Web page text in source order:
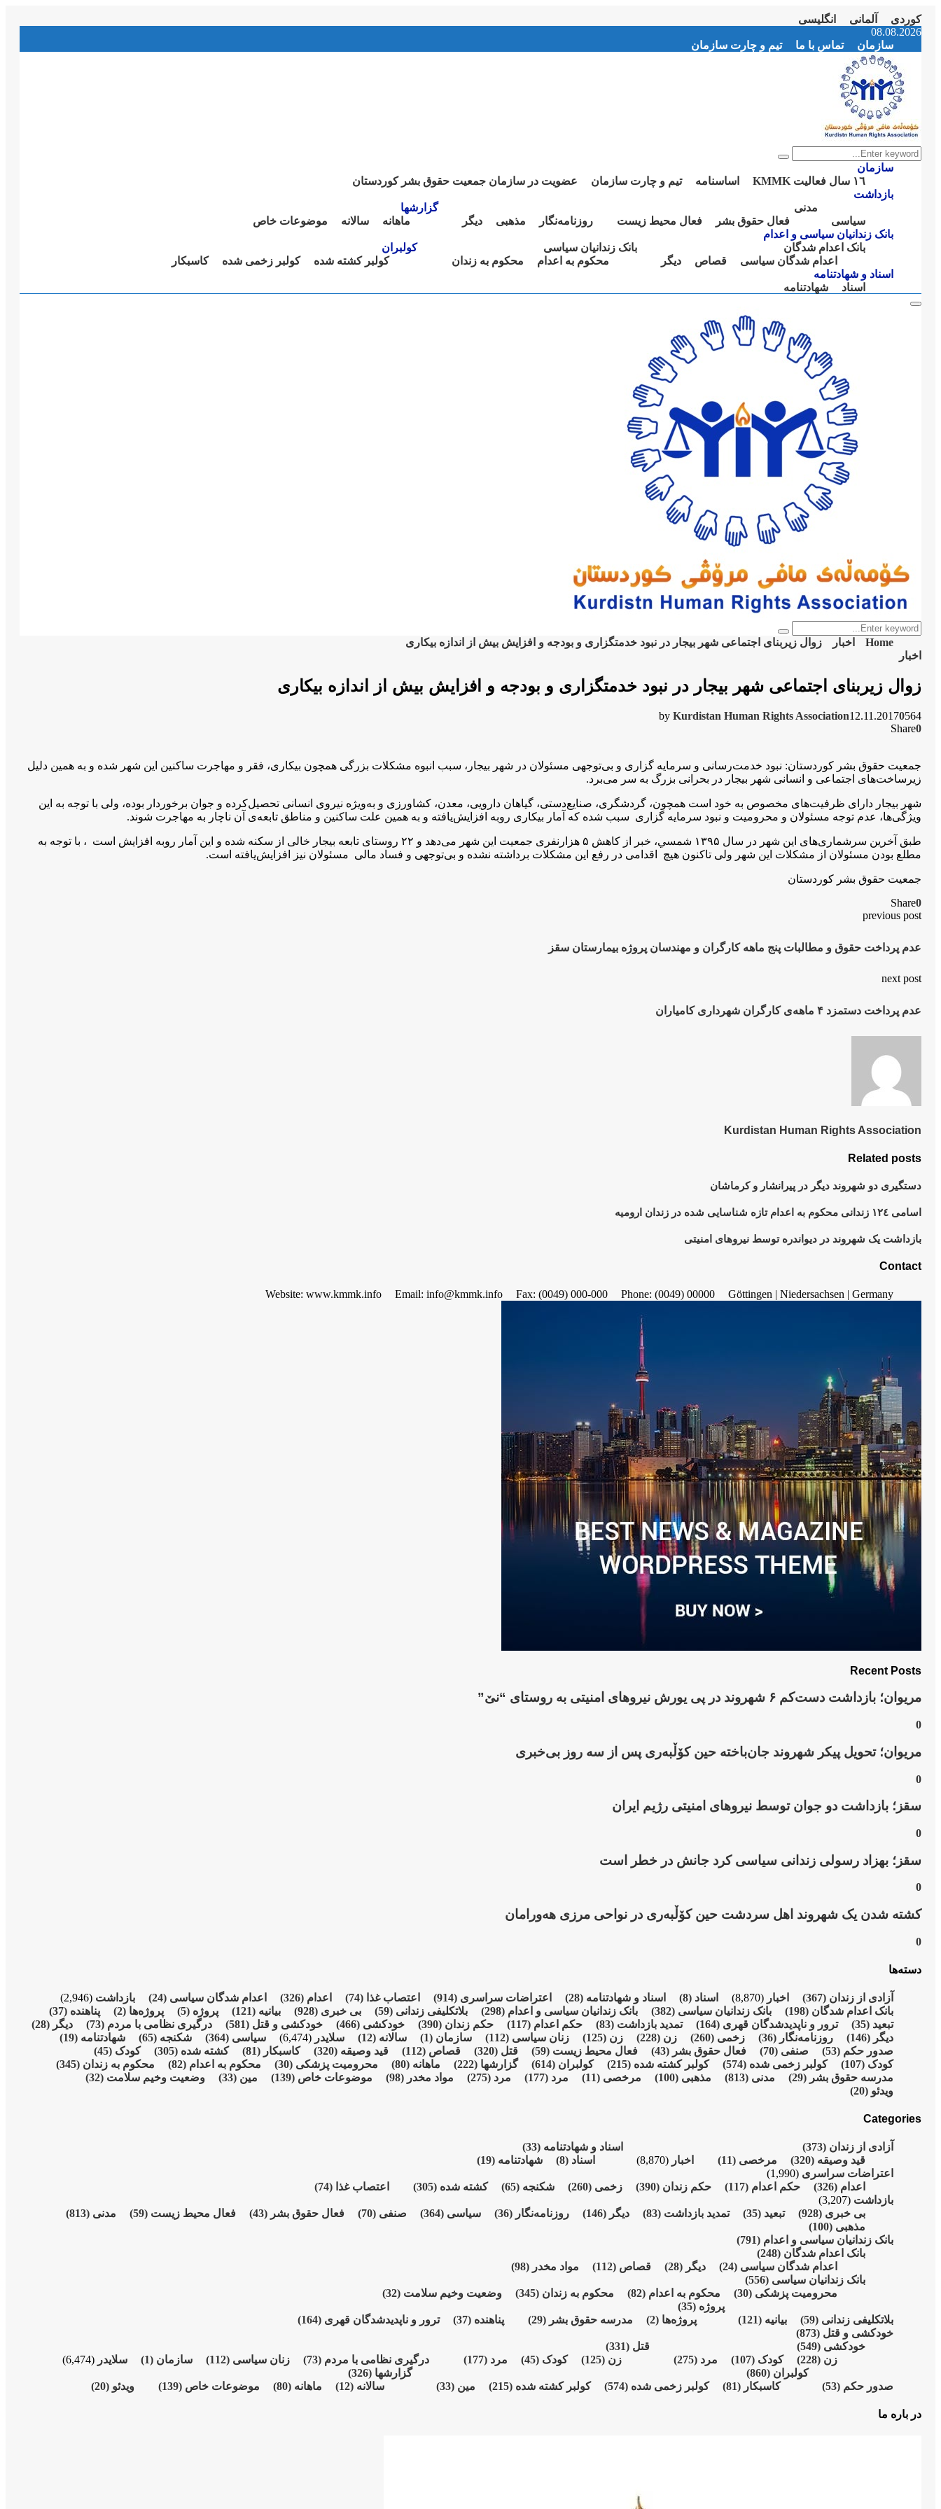
کوردی آلمانی
انگلیسی
Facebook
Twitter
Instagram
Youtube
Email
Telegram
08.08.2026
سازمان
تماس با ما تیم و چارت سازمان
Search
for:
Search
سازمان
١٦ سال فعالیت KMMK
اساسنامە تیم و چارت سازمان
عضویت در سازمان جمعیت حقوق بشر کوردستان
بازداشت
سیاسی
مدنی
فعال حقوق بشر
فعال محیط زیست روزنامەنگار مذهبی دیگر
گزارشها
ماهانە
سالانە
موضوعات خاص
بانک زندانیان سیاسی و اعدام
بانک اعدام شدگان
اعدام شدگان سیاسی
قصاص دیگر
بانک زندانیان سیاسی
محکوم بە اعدام
محکوم بە زندان
کولبران
کولبر کشتە شدە
کولبر زخمی شدە
کاسبکار
اسناد و شهادتنامە
اسناد
شهادتنامە
Primary
Search
for:
Search
Home اخبار
زوال زیربنای اجتماعی شهر بیجار در نبود خدمتگزاری و بودجه و افزایش بیش از اندازه بیکاری
اخبار
زوال زیربنای اجتماعی شهر بیجار در نبود خدمتگزاری و بودجه و افزایش بیش از اندازه بیکاری
by Kurdistan Human Rights Association12.11.20170564
Share0
جمعيت حقوق بشر كوردستان: نبود خدمت‌رسانی و سرمايه گزارى و بی‌توجهی مسئولان در شهر بيجار، سبب انبوه مشكلات بزرگى همچون بيكارى، فقر و مهاجرت ساكنين اين شهر شده و به همين دليل
زیرساخت‌های اجتماعى و انسانى شهر بيجار در بحرانی بزرگ به سر می‌برد.
شهر بيجار داراى ظرفیت‌های مخصوص به خود است همچون، گردشگرى، صنایع‌دستی، گياهان دارويى، معدن، كشاورزى و به‌ویژه نيروى انسانى تحصیل‌کرده و جوان برخوردار بوده، ولى با توجه به اين
ویژگی‌ها، عدم توجه مسئولان و محروميت و نبود سرمايه گزارى سبب شده كه آمار بيكارى روبه افزایش‌یافته و به همين علت ساكنين و مناطق تابعه‌ی آن ناچار به مهاجرت شوند.
طبق آخرین سرشماری‌های اين شهر در سال ۱۳۹۵ شمسي، خبر از كاهش ۵ هزارنفری جمعيت اين شهر می‌دهد و ٢٢ روستاى تابعه بيجار خالى از سكنه شده و اين آمار روبه افزايش است ، با توجه به
مطلع بودن مسئولان از مشكلات اين شهر ولى تاكنون هيچ اقدامى در رفع اين مشكلات برداشته نشده و بی‌توجهی و فساد مالى مسئولان نيز افزایش‌یافته است.
جمعيت حقوق بشر كوردستان
Share0
previous post
عدم پرداخت حقوق و مطالبات پنج ماهە کارگران و مهندسان پروژه بیمارستان سقز
next post
عدم پرداخت دستمزد ۴ ماهه‌ی کارگران شهرداری کامیاران
Kurdistan Human Rights Association
Related posts
دستگیری دو شهروند دیگر در پیرانشار و کرماشان
اسامی ١٢٤ زندانی محکوم به اعدام تازه شناسایی شده در زندان ارومیه
بازداشت یک شهروند در دیواندره توسط نیروهای امنیتی
Contact
Göttingen | Niedersachsen | Germany
Phone: (0049) 00000
Fax: (0049) 000-000
Email: info@kmmk.info
Website: www.kmmk.info
Recent Posts
مریوان؛ بازداشت دست‌کم ۶ شهروند در پی یورش نیروهای امنیتی به روستای “نێ”
0
مریوان؛ تحویل پیکر شهروند جان‌باخته حین کۆڵبەری پس از سە روز بی‌خبری
0
سقز؛ بازداشت دو جوان توسط نیروهای امنیتی رژیم ایران
0
سقز؛ بهزاد رسولی زندانی سیاسی کرد جانش در خطر است
0
کشتە شدن یک شهروند اهل سردشت حین کۆڵبەری در نواحی مرزی هەورامان
0
دسته‌ها
آزادی از زندان (367) اخبار (8,870) اسناد (8) اسناد و شهادتنامە (28) اعتراضات سراسری (914) اعتصاب غذا (74) اعدام (326) اعدام شدگان سیاسی (24) بازداشت (2,946)
بانک اعدام شدگان (198) بانک زندانیان سیاسی (382) بانک زندانیان سیاسی و اعدام (298) بلاتکلیفی زندانی (59) بی خبری (928) بیانیە (121) پروژە (5) پروژەها (2) پناهنده (37)
تبعید (35) ترور و ناپدیدشدگان قهری (164) تمدید بازداشت (83) حکم اعدام (117) حکم زندان (390) خودکشی (466) خودکشی و قتل (581) درگیری نظامی با مردم (73) دیگر (28)
دیگر (146) روزنامەنگار (36) زخمی (260) زن (228) زن (125) زنان سیاسی (112) سازمان (1) سالانە (12) سلایدر (6,474) سیاسی (364) شکنجە (65) شهادتنامە (19)
صدور حکم (53) صنفی (70) فعال حقوق بشر (43) فعال محیط زیست (59) قتل (320) قصاص (112) قید وصیقه (320) کاسبکار (81) کشته شده (305) کودک (45)
کودک (107) کولبر زخمی شدە (574) کولبر کشتە شدە (215) کولبران (614) گزارشها (222) ماهانە (80) محرومیت پزشکی (30) محکوم بە اعدام (82) محکوم بە زندان (345)
مدرسە حقوق بشر (29) مدنی (813) مذهبی (100) مرخصی (11) مرد (177) مرد (275) مواد مخدر (98) موضوعات خاص (139) مین (33) وضعیت وخیم سلامت (32)
ویدئو (20)
Categories
آزادی از زندان (373)
قید وصیقه (320) مرخصی (11) اخبار (8,870)
اسناد و شهادتنامە (33)
اسناد (8) شهادتنامە (19)
اعتراضات سراسری (1,990)
اعدام (326) حکم اعدام (117) حکم زندان (390) زخمی (260) شکنجە (65) کشته شده (305) اعتصاب غذا (74)
بازداشت (3,207)
بی خبری (928) تبعید (35) تمدید بازداشت (83) دیگر (146) روزنامەنگار (36) سیاسی (364) صنفی (70) فعال حقوق بشر (43) فعال محیط زیست (59) مدنی (813)
مذهبی (100)
بانک زندانیان سیاسی و اعدام (791)
بانک اعدام شدگان (248)
اعدام شدگان سیاسی (24) دیگر (28) قصاص (112) مواد مخدر (98)
بانک زندانیان سیاسی (556)
محرومیت پزشکی (30) محکوم بە اعدام (82) محکوم بە زندان (345) وضعیت وخیم سلامت (32)
بلاتکلیفی زندانی (59) بیانیە (121)
پروژە (35)
پروژەها (2) مدرسە حقوق بشر (29) پناهنده (37) ترور و ناپدیدشدگان قهری (164)
خودکشی و قتل (873)
خودکشی (549)
زن (228) کودک (107) مرد (275)
قتل (331)
زن (125) کودک (45) مرد (177) درگیری نظامی با مردم (73) زنان سیاسی (112) سازمان (1) سلایدر (6,474)
صدور حکم (53)
کولبران (860)
کاسبکار (81) کولبر زخمی شدە (574) کولبر کشتە شدە (215) مین (33)
گزارشها (326)
سالانە (12) ماهانە (80) موضوعات خاص (139) ویدئو (20)
در باره ما